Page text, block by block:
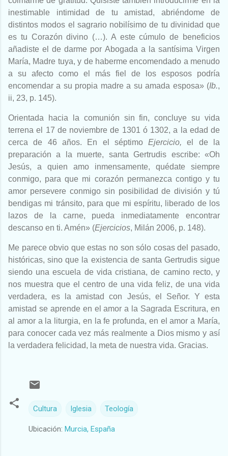
inestimable intimidad de tu amistad, abriéndome de
distintos modos el sagrario nobilísimo de tu divinidad que
es tu Corazón divino (…). A este cúmulo de beneficios
añadiste el de darme por Abogada a la santísima Virgen
María, Madre tuya, y de haberme encomendado a menudo
a su afecto como el más fiel de los esposos podría
encomendar a su propia madre a su amada esposa» (Ib.,
ii, 23, p. 145).
Orientada hacia la comunión sin fin, concluye su vida
terrena el 17 de noviembre de 1301 ó 1302, a la edad de
cerca de 46 años. En el séptimoEjercicio,el de la
preparación a la muerte, santa Gertrudis escribe: «Oh
Jesús, a quien amo inmensamente, quédate siempre
conmigo, para que mi corazón permanezca contigo y tu
amor persevere conmigo sin posibilidad de división y tú
bendigas mi tránsito, para que mi espíritu, liberado de los
lazos de la carne, pueda inmediatamente encontrar
descanso en ti. Amén» (Ejercicios, Milán 2006, p. 148).
Me parece obvio que estas no son sólo cosas del pasado,
históricas, sino que la existencia de santa Gertrudis sigue
siendo una escuela de vida cristiana, de camino recto, y
nos muestra que el centro de una vida feliz, de una vida
verdadera, es la amistad con Jesús, el Señor. Y esta
amistad se aprende en el amor a la Sagrada Escritura, en
al amor a la liturgia, en la fe profunda, en el amor a María,
para conocer cada vez más realmente a Dios mismo y así
la verdadera felicidad, la meta de nuestra vida. Gracias.
Cultura Iglesia Teología
Ubicación: Murcia, España